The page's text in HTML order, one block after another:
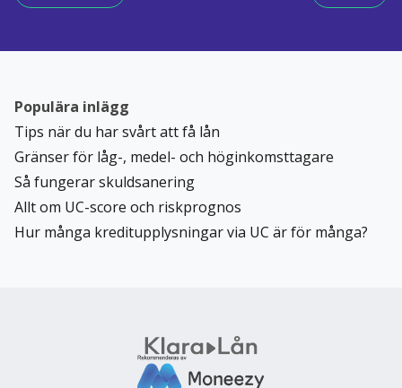
Populära inlägg
Tips när du har svårt att få lån
Gränser för låg-, medel- och höginkomsttagare
Så fungerar skuldsanering
Allt om UC-score och riskprognos
Hur många kreditupplysningar via UC är för många?